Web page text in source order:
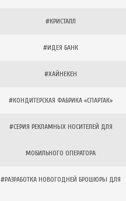
#КРИСТАЛЛ
#ИДЕЯ БАНК
#ХАЙНЕКЕН
#КОНДИТЕРСКАЯ ФАБРИКА «СПАРТАК»
#СЕРИЯ РЕКЛАМНЫХ НОСИТЕЛЕЙ ДЛЯ
МОБИЛЬНОГО ОПЕРАТОРА
#РАЗРАБОТКА НОВОГОДНЕЙ БРОШЮРЫ ДЛЯ